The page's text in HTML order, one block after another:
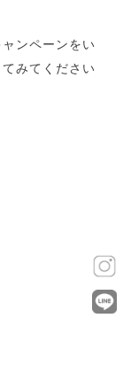
ンペーンをい
みてください